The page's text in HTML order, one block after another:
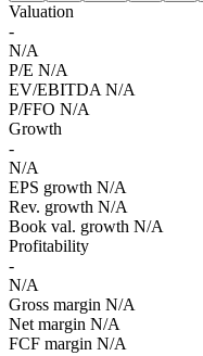
Valuation
-
N/A
P/E N/A
EV/EBITDA N/A
P/FFO N/A
Growth
-
N/A
EPS growth N/A
Rev. growth N/A
Book val. growth N/A
Profitability
-
N/A
Gross margin N/A
Net margin N/A
FCF margin N/A